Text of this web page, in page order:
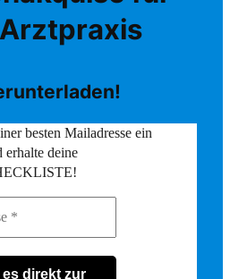
besten Mailadresse ein
erhalte deine